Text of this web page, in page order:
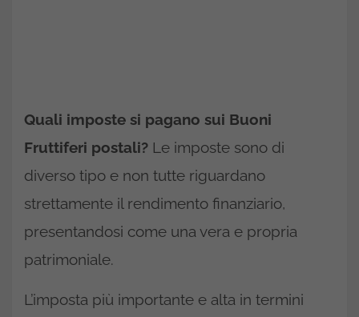
Quali imposte si pagano sui Buoni
Fruttiferi postali? Le imposte sono di
diverso tipo e non tutte riguardano
strettamente il rendimento finanziario,
presentandosi come una vera e propria
patrimoniale.
L’imposta più importante e alta in termini